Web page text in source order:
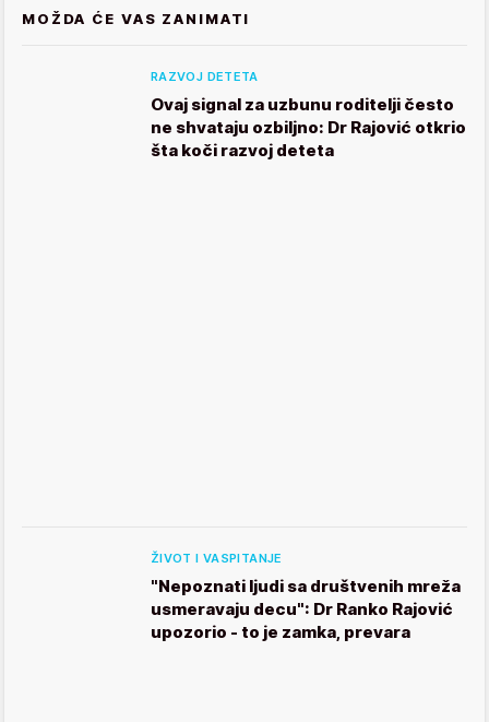
MOŽDA ĆE VAS ZANIMATI
RAZVOJ DETETA
Ovaj signal za uzbunu roditelji često
ne shvataju ozbiljno: Dr Rajović otkrio
šta koči razvoj deteta
ŽIVOT I VASPITANJE
"Nepoznati ljudi sa društvenih mreža
usmeravaju decu": Dr Ranko Rajović
upozorio - to je zamka, prevara